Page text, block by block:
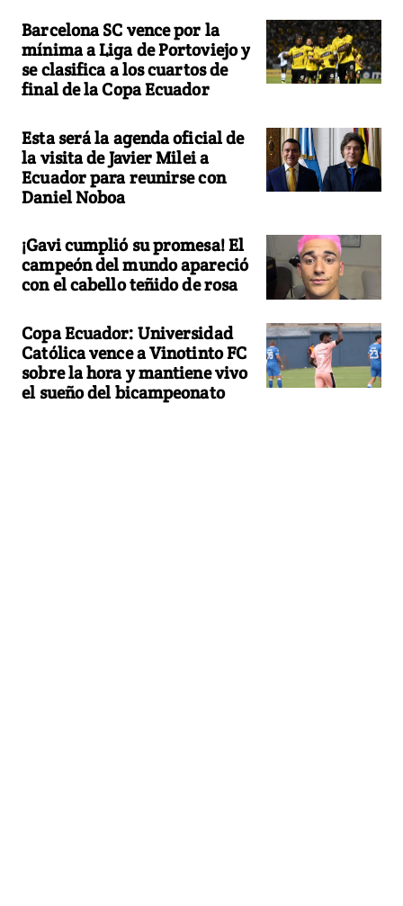
Barcelona SC vence por la
mínima a Liga de Portoviejo y
se clasifica a los cuartos de
final de la Copa Ecuador
Esta será la agenda oficial de
la visita de Javier Milei a
Ecuador para reunirse con
Daniel Noboa
¡Gavi cumplió su promesa! El
campeón del mundo apareció
con el cabello teñido de rosa
Copa Ecuador: Universidad
Católica vence a Vinotinto FC
sobre la hora y mantiene vivo
el sueño del bicampeonato